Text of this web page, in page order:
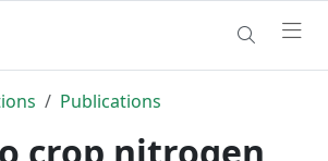
Publications
crop nitrogen